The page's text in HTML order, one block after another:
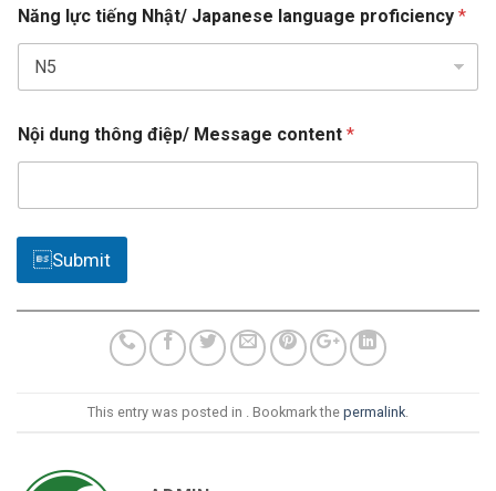
s
+
1
Năng lực tiếng Nhật/ Japanese language proficiency *
h
à
ạ
?
T
Nội dung thông điệp/ Message content *
Submit
This entry was posted in . Bookmark the permalink